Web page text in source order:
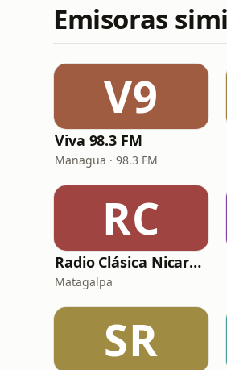
Emisoras
V9
Viva 98.3 FM
Managua · 98.3 FM
RC
Radio Clásica Nicaragua
Matagalpa
SR